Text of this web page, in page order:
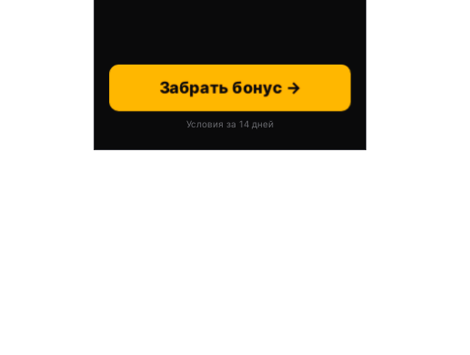
Забрать бонус →
Условия за 14 дней